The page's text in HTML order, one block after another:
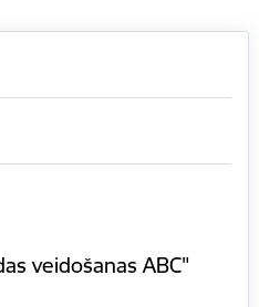
veidošanas ABC"